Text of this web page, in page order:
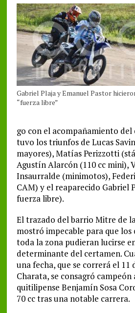
Gabriel Plaja y Emanuel Pastor
“fuerza libre”
go con el acompañamiento
tuvo los triunfos de Lucas
mayores), Matías Perizzotti
Agustín Alarcón (110 cc mini),
Insaurralde (minimotos),
CAM) y el reaparecido Gabriel
fuerza libre).
El trazado del barrio Mitre de
mostró impecable para que los
toda la zona pudieran lucirse
determinante del certamen.
una fecha, que se correrá el 11
Charata, se consagró
quitilipense Benjamín Sosa
70 cc tras una notable carrera.